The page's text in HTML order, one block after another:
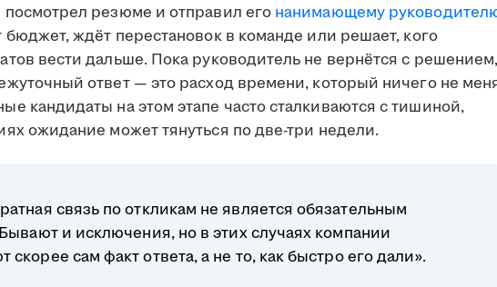
посмотрел резюме и отправил его нанимающему
бюджет, ждёт перестановок в команде или решает, кого
вести дальше. Пока руководитель не вернётся с решением,
ответ — это расход времени, который ничего не
кандидаты на этом этапе часто сталкиваются с тишиной,
ожидание может тянуться по две-три недели.
связь по откликам не является обязательным
и исключения, но в этих случаях компании
скорее сам факт ответа, а не то, как быстро его дали».